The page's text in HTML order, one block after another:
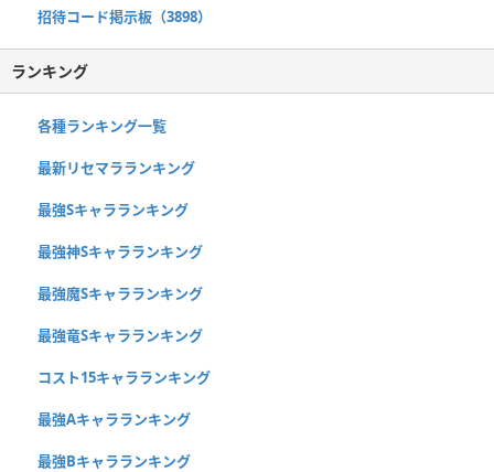
招待コード掲示板（3898）
ランキング
各種ランキング一覧
最新リセマラランキング
最強Sキャラランキング
最強神Sキャラランキング
最強魔Sキャラランキング
最強竜Sキャラランキング
コスト15キャラランキング
最強Aキャラランキング
最強Bキャラランキング